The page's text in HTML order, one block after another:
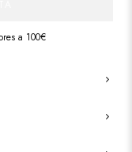
a 100€